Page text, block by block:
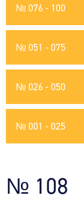
№ 001 - 025
№ 026 - 050
№ 051 - 075
№ 076 - 100
№ 108